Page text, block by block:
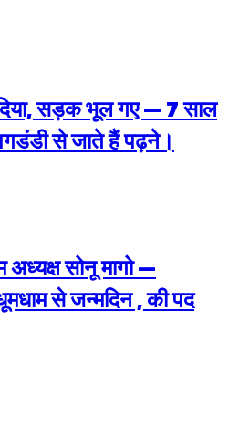
सड़क भूल गए — 7 साल
से जाते हैं पढ़ने।
अध्यक्ष सोनू मागो —
से जन्मदिन , की पद